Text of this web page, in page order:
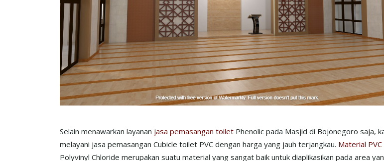
Selain menawarkan layanan jasa pemasangan toilet Phenolic pada Masjid di Bojonegoro saja,
melayani jasa pemasangan Cubicle toilet PVC dengan harga yang jauh terjangkau. Material PVC
Polyvinyl Chloride merupakan suatu material yang sangat baik untuk diaplikasikan pada area